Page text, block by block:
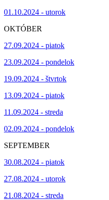
01.10.2024 - utorok
OKTÓBER
27.09.2024 - piatok
23.09.2024 - pondelok
19.09.2024 - štvrtok
13.09.2024 - piatok
11.09.2024 - streda
02.09.2024 - pondelok
SEPTEMBER
30.08.2024 - piatok
27.08.2024 - utorok
21.08.2024 - streda